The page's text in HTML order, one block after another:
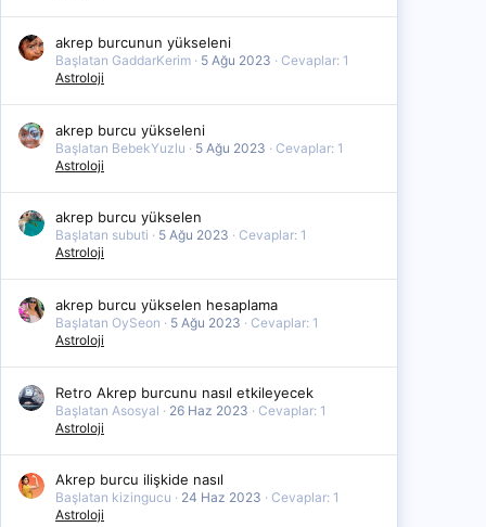
akrep burcunun yükseleni
Başlatan GaddarKerim 5 Ağu 2023
Cevaplar: 1
Astroloji
akrep burcu yükseleni
Başlatan BebekYuzlu 5 Ağu 2023
Cevaplar: 1
Astroloji
akrep burcu yükselen
Başlatan subuti 5 Ağu 2023
Cevaplar: 1
Astroloji
akrep burcu yükselen hesaplama
Başlatan OySeon 5 Ağu 2023
Cevaplar: 1
Astroloji
Retro Akrep burcunu nasıl etkileyecek
Başlatan Asosyal 26 Haz 2023
Cevaplar: 1
Astroloji
Akrep burcu ilişkide nasıl
Başlatan kizingucu 24 Haz 2023
Cevaplar: 1
Astroloji